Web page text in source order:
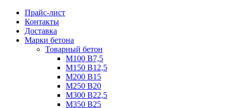
Прайс-лист
Контакты
Доставка
Марки бетона
Товарный бетон
М100 В7,5
М150 В12,5
М200 В15
М250 В20
М300 В22,5
М350 В25